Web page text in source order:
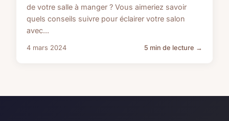
de votre salle à manger ? Vous aimeriez savoir
quels conseils suivre pour éclairer votre salon
avec...
4 mars 2024 5 min de lecture →